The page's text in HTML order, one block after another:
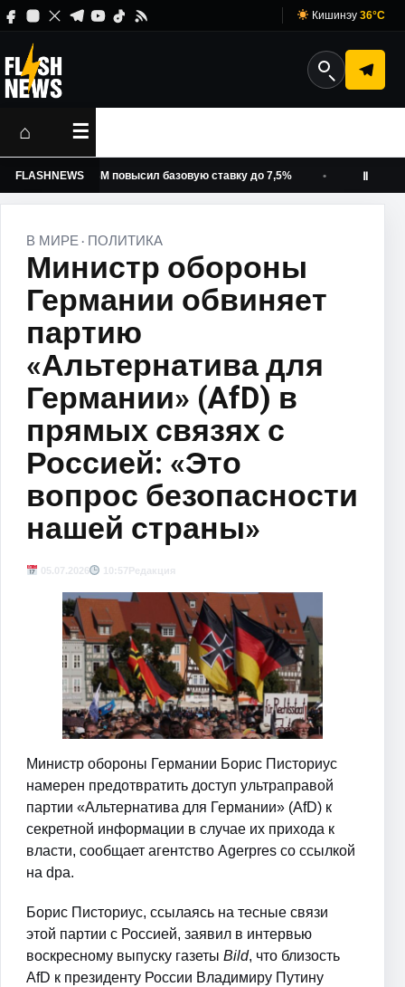
Кишинэу 36°C
⌂ ☰
FLASHNEWSНБМ повысил базовую ставку до 7,5% Никушор
Ⅱ
В МИРЕ · ПОЛИТИКА
Министр обороны
Германии обвиняет
партию
«Альтернатива для
Германии» (AfD) в
прямых связях с
Россией: «Это
вопрос безопасности
нашей страны»
05.07.2026 10:57Редакция
Министр обороны Германии Борис Писториус
намерен предотвратить доступ ультраправой
партии «Альтернатива для Германии» (AfD) к
секретной информации в случае их прихода к
власти, сообщает агентство Agerpres со ссылкой
на dpa.
Борис Писториус, ссылаясь на тесные связи
этой партии с Россией, заявил в интервью
воскресному выпуску газеты Bild, что близость
AfD к президенту России Владимиру Путину